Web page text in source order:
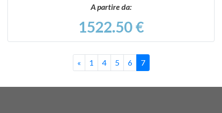
A partire da:
1522.50 €
«Precedente
1 Prima
4 5 6 7